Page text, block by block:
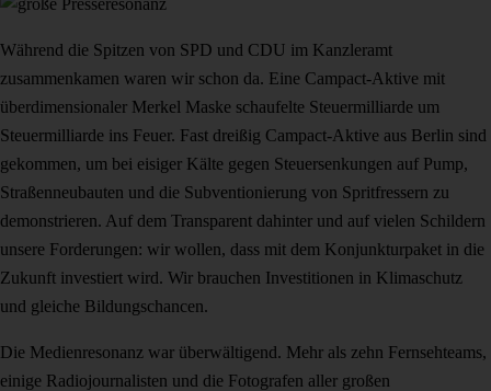
Während die Spitzen von SPD und CDU im Kanzleramt
zusammenkamen waren wir schon da. Eine Campact-Aktive mit
überdimensionaler Merkel Maske schaufelte Steuermilliarde um
Steuermilliarde ins Feuer. Fast dreißig Campact-Aktive aus Berlin sind
gekommen, um bei eisiger Kälte gegen Steuersenkungen auf Pump,
Straßenneubauten und die Subventionierung von Spritfressern zu
demonstrieren. Auf dem Transparent dahinter und auf vielen Schildern
unsere Forderungen: wir wollen, dass mit dem Konjunkturpaket in die
Zukunft investiert wird. Wir brauchen Investitionen in Klimaschutz
und gleiche Bildungschancen.
Die Medienresonanz war überwältigend. Mehr als zehn Fernsehteams,
einige Radiojournalisten und die Fotografen aller großen